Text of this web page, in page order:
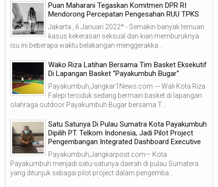
Puan Maharani Tegaskan Komitmen DPR RI
Mendorong Percepatan Pengesahan RUU TPKS
Jakarta , 6 Januari 2022* - Semakin banyak temuan
kasus kekerasan seksual dan kian memburuknya
isu ini beberapa waktu belakangan menggerakka...
Wako Riza Latihan Bersama Tim Basket Eksekutif
Di Lapangan Basket "Payakumbuh Bugar"
Payakumbuh,Jangkar1News.com --- Wali Kota Riza
Falepi terciduk sedang bermain basket di lapangan
olahraga outdoor Payakumbuh Bugar bersama T...
Satu Satunya Di Pulau Sumatra Kota Payakumbuh
Dipilih PT. Telkom Indonesia, Jadi Pilot Project
Pengembangan Integrated Dashboard Executive
Payakumbuh,Jangkarpost.com— Kota
Payakumbuh menjadi satu-satunya daerah di pulau Sumatera
yang ditunjuk sebagai pilot project dalam pengemba...